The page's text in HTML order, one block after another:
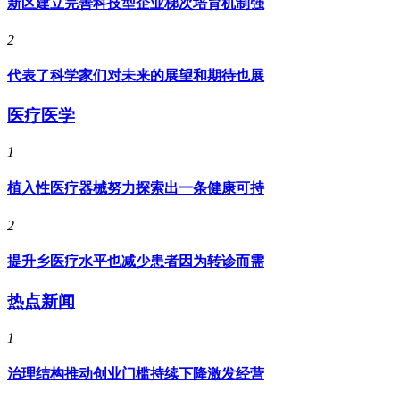
2
代表了科学家们对未来的展望和期待也展
医疗医学
1
植入性医疗器械努力探索出一条健康可持
2
提升乡医疗水平也减少患者因为转诊而需
热点新闻
1
治理结构推动创业门槛持续下降激发经营